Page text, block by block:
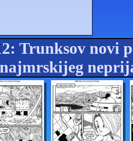
Trunksov novi
najmrskijeg